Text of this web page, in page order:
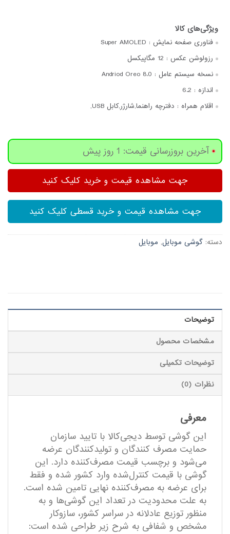
فناوری صفحه‌ نمایش : Super AMOLED
رزولوشن عکس : 12 مگاپیکسل
نسخه سیستم عامل : Andriod Oreo 8.0
اندازه : 6.2
اقلام همراه : دفترچه‌ راهنما,شارژر,کابل USB,
آخرین بروزرسانی قیمت: 1 روز پیش
جهت مشاهده قیمت و خرید کلیک کنید
جهت مشاهده قیمت و خرید قسطی کلیک کنید
دسته: گوشی موبایل, موبایل
توضیحات
مشخصات محصول
توضیحات تکمیلی
نظرات (0)
معرفی
این گوشی توسط دیجی‌کالا با تایید سازمان
حمایت مصرف کنندگان و تولیدکنندگان عرضه
می‌شود و برچسب قیمت مصرف‌کننده دارد. این
گوشی‌ با قیمت کنترل‌شده وارد کشور شده و فقط
برای عرضه به مصرف‌کننده نهایی تامین شده‌ است.
به علت محدودیت در تعداد این گوشی‌ها و به
منظور توزیع عادلانه در سراسر کشور، سازوکار
مشخص و شفافی به شرح زیر طراحی شده است: